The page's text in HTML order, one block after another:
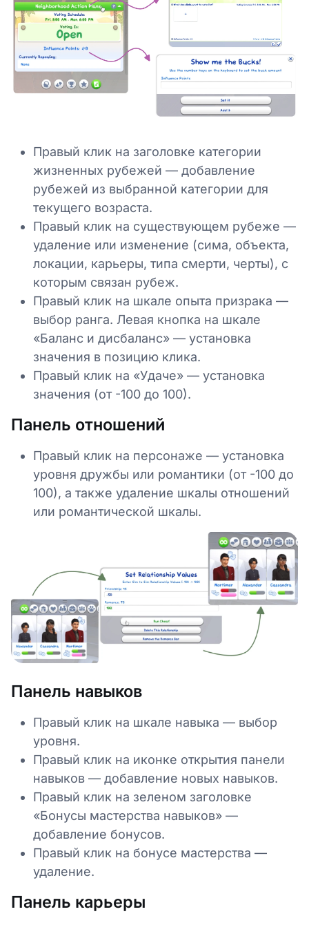
Правый клик на заголовке категории
жизненных рубежей — добавление
рубежей из выбранной категории для
текущего возраста.
Правый клик на существующем рубеже —
удаление или изменение (сима, объекта,
локации, карьеры, типа смерти, черты), с
которым связан рубеж.
Правый клик на шкале опыта призрака —
выбор ранга. Левая кнопка на шкале
«Баланс и дисбаланс» — установка
значения в позицию клика.
Правый клик на «Удаче» — установка
значения (от -100 до 100).
Панель отношений
Правый клик на персонаже — установка
уровня дружбы или романтики (от -100 до
100), а также удаление шкалы отношений
или романтической шкалы.
Панель навыков
Правый клик на шкале навыка — выбор
уровня.
Правый клик на иконке открытия панели
навыков — добавление новых навыков.
Правый клик на зеленом заголовке
«Бонусы мастерства навыков» —
добавление бонусов.
Правый клик на бонусе мастерства —
удаление.
Панель карьеры